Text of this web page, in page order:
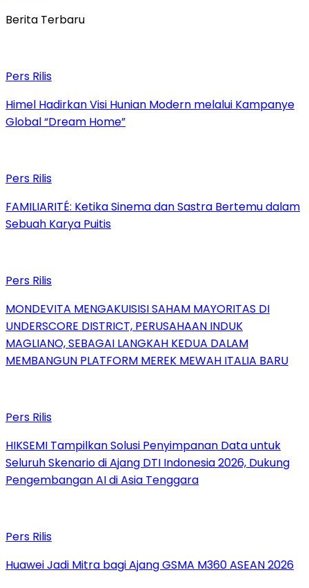
Berita Terbaru
Pers Rilis
Himel Hadirkan Visi Hunian Modern melalui Kampanye
Global “Dream Home”
Pers Rilis
FAMILIARITÉ: Ketika Sinema dan Sastra Bertemu dalam
Sebuah Karya Puitis
Pers Rilis
MONDEVITA MENGAKUISISI SAHAM MAYORITAS DI
UNDERSCORE DISTRICT, PERUSAHAAN INDUK
MAGLIANO, SEBAGAI LANGKAH KEDUA DALAM
MEMBANGUN PLATFORM MEREK MEWAH ITALIA BARU
Pers Rilis
HIKSEMI Tampilkan Solusi Penyimpanan Data untuk
Seluruh Skenario di Ajang DTI Indonesia 2026, Dukung
Pengembangan AI di Asia Tenggara
Pers Rilis
Huawei Jadi Mitra bagi Ajang GSMA M360 ASEAN 2026